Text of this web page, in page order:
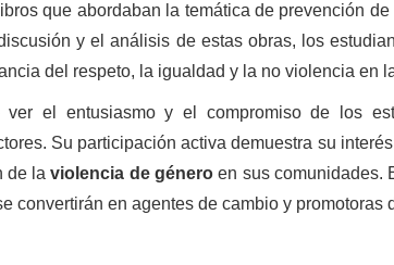
que abordaban la temática de prevención
y el análisis de estas obras, los
del respeto, la igualdad y la no violencia en
ver el entusiasmo y el compromiso de los
Su participación activa demuestra su
de laviolencia de género en sus comunidades.
convertirán en agentes de cambio y promotoras